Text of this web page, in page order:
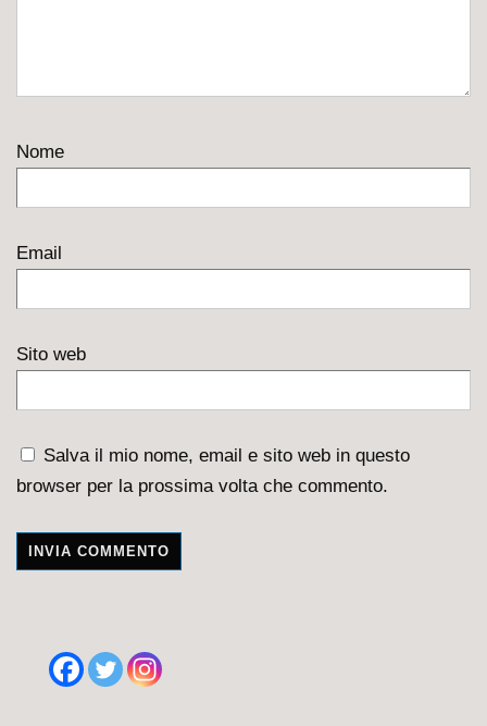
Nome
Email
Sito web
Salva il mio nome, email e sito web in questo
browser per la prossima volta che commento.